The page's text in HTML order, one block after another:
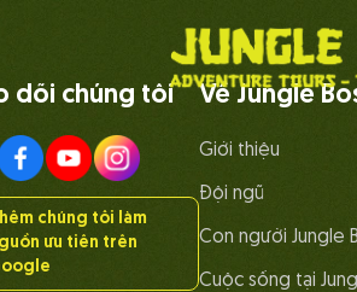
dõi chúng tôi
chúng tôi làm
ưu tiên trên
Về Jungle
Giới thiệu
Đội ngũ
Con người Jungle
Cuộc sống tại